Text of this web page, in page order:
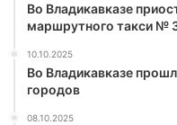
Во Владикавказе
маршрутного такси №
10.10.2025
Во Владикавказе
городов
08.10.2025